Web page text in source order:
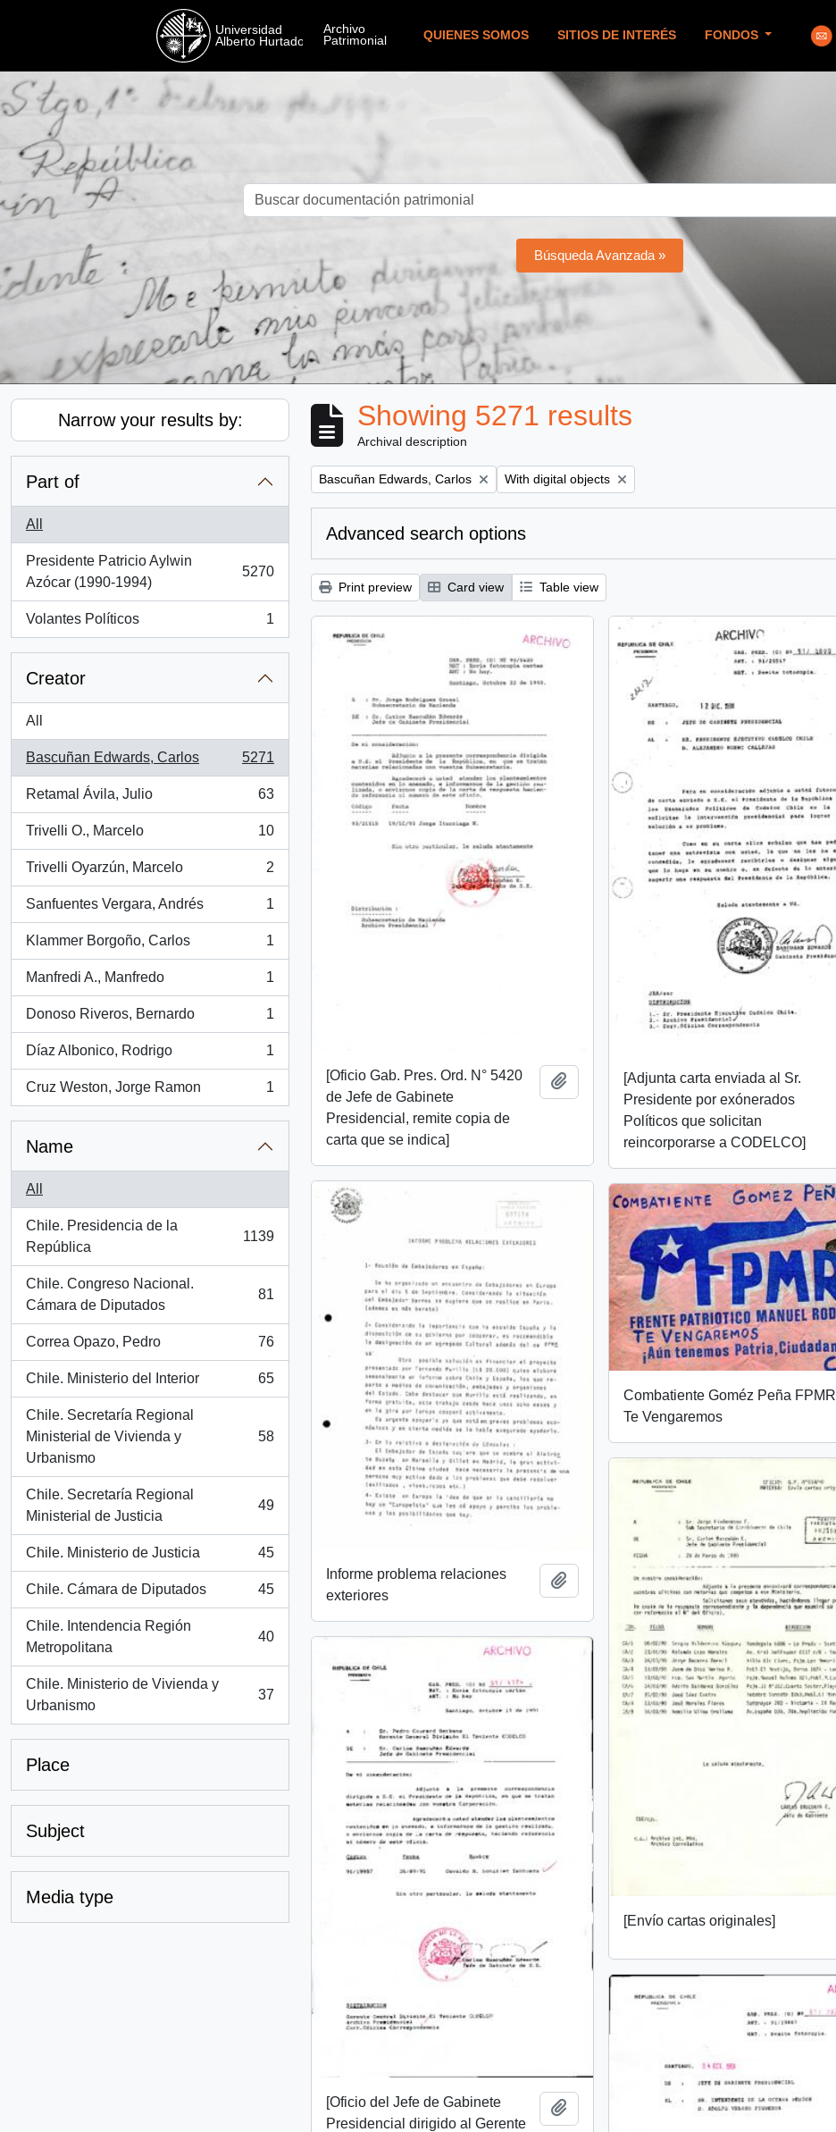
QUIENES SOMOS SITIOS DE INTERÉS FONDOS
Búsqueda Avanzada »
Narrow your results by:
Part of
All
Presidente Patricio Aylwin
Azócar (1990-1994)
, 5270 results
5270
Volantes Políticos
, 1 results
1
Creator
All
Bascuñan Edwards, Carlos
, 5271 results
5271
Retamal Ávila, Julio
, 63 results
63
Trivelli O., Marcelo
, 10 results
10
Trivelli Oyarzún, Marcelo
, 2 results
2
Sanfuentes Vergara, Andrés
, 1 results
1
Klammer Borgoño, Carlos
, 1 results
1
Manfredi A., Manfredo
, 1 results
1
Donoso Riveros, Bernardo
, 1 results
1
Díaz Albonico, Rodrigo
, 1 results
1
Cruz Weston, Jorge Ramon
, 1 results
1
Name
All
Chile. Presidencia de la
República
, 1139 results
1139
Chile. Congreso Nacional.
Cámara de Diputados
, 81 results
81
Correa Opazo, Pedro
, 76 results
76
Chile. Ministerio del Interior
, 65 results
65
Chile. Secretaría Regional
Ministerial de Vivienda y
Urbanismo
, 58 results
58
Chile. Secretaría Regional
Ministerial de Justicia
, 49 results
49
Chile. Ministerio de Justicia
, 45 results
45
Chile. Cámara de Diputados
, 45 results
45
Chile. Intendencia Región
Metropolitana
, 40 results
40
Chile. Ministerio de Vivienda y
Urbanismo
, 37 results
37
Place
Subject
Media type
Showing 5271 results
Archival description
Remove filter:
Bascuñan Edwards, Carlos Remove filter:
With digital objects
Advanced search options
Print preview Card view Table view
[Oficio Gab. Pres. Ord. N° 5420
de Jefe de Gabinete
Presidencial, remite copia de
carta que se indica]
Add to clipboard[Adjunta carta enviada al Sr.
Presidente por exónerados
Políticos que solicitan
reincorporarse a CODELCO]
Informe problema relaciones
exteriores
Add to clipboard
Combatiente Goméz Peña FPMR
Te Vengaremos
[Envío cartas originales]
[Oficio del Jefe de Gabinete
Presidencial dirigido al Gerente
Add to clipboard